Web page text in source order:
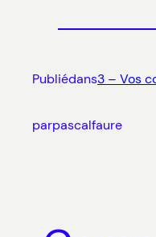
Publiédans3 – Vos
parpascalfaure